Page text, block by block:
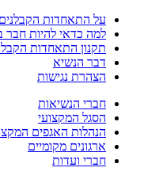
על התאחדות הקבלנים
למה כדאי להיות חבר
תקנון התאחדות
דבר הנשיא
הצהרת נגישות
חברי הנשיאות
הסגל המקצועי
הנהלות האגפים
ארגונים מקומיים
חברי ועדות